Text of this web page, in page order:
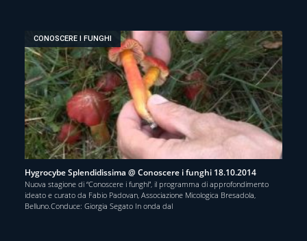
CONOSCERE I FUNGHI
Hygrocybe Splendidissima @ Conoscere i funghi 18.10.2014
Nuova stagione di “Conoscere i funghi”, il programma di approfondimento
ideato e curato da Fabio Padovan, Associazione Micologica Bresadola,
Belluno.Conduce: Giorgia Segato In onda dal